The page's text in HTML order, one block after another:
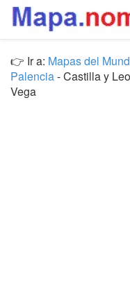
👉 Ir a: Mapas del
Palencia- Castilla y
Vega